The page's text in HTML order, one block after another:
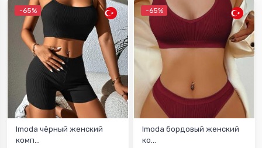
-65%
Imoda чёрный женский
комп...
-65%
Imoda бордовый женский
ко...